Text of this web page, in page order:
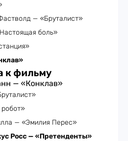
— «Бруталист»
боль»
к фильму
— «Конклав»
— «Эмилия Перес»
Росс — «Претенденты»